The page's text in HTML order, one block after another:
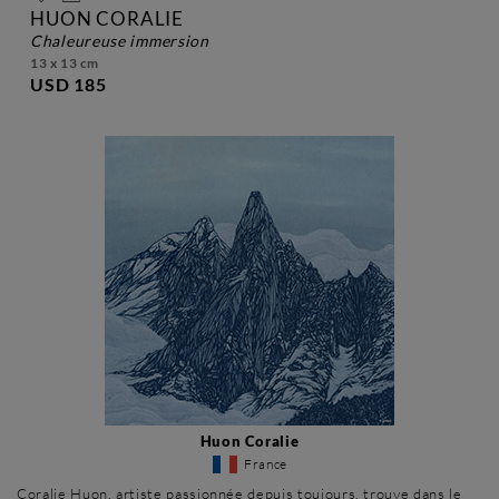
HUON CORALIE
chaleureuse immersion
13 x 13 cm
USD 185
Huon Coralie
France
Coralie Huon, artiste passionnée depuis toujours, trouve dans le